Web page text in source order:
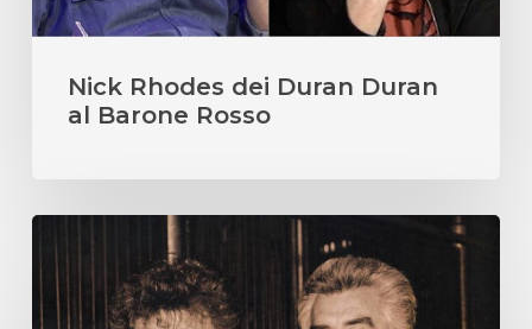
Nick Rhodes dei Duran Duran
al Barone Rosso
Ronnie